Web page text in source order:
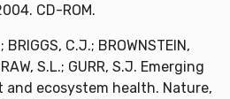
CD-ROM.
BRIGGS, C.J.; BROWNSTEIN,
S.L.; GURR, S.J. Emerging
ecosystem health. Nature,